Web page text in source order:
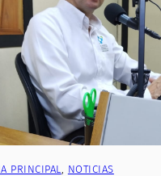
PRINCIPAL NOTICIAS